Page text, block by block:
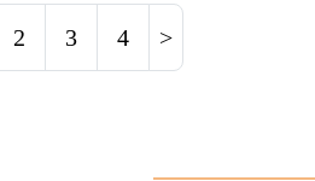
2 3 4 >